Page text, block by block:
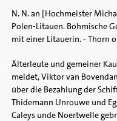
N. N. an [Hochmeister
Polen-Litauen. Böhmische
mit einer Litauerin. - Thorn
Älterleute und gemeiner
meldet, Viktor van
über die Bezahlung der
Thidemann Unrouwe und
Caleys unde Noertwelle